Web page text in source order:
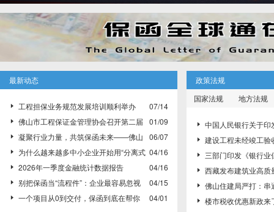
最新动态
07/14

工程担保业务规范发展培训顺利举办
01/09

佛山市工程保证金管理协会召开第二届
理事会第一次会议，推动行业健康发展
06/07

凝聚行业力量，共筑保函未来——佛山
市工程保证金管理协会成功换届并布局大湾区战
略
04/16

为什么越来越多中小企业开始用“分离式
保函”？
04/16

2026年一季度金融统计数据报告
04/15

别把保函当“流程件”：企业最容易忽视
的三大风险控制点
04/01

一个项目从0到交付，保函到底在帮你
政策法规
国家法规
地方法规

中国人民银行关于印
付系统业务规则》的通
号）

建设工程未经竣工验
任与工程款支付如何认

三部门印发《银行
质量发展实施方案》

西藏发布建筑业高质
保函替代现金保证金制

佛山住建局严打：串
被点名！
 楼市税收优惠新政来